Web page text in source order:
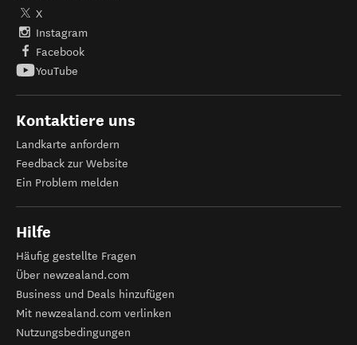
X
Instagram
Facebook
YouTube
Kontaktiere uns
Landkarte anfordern
Feedback zur Website
Ein Problem melden
Hilfe
Häufig gestellte Fragen
Über newzealand.com
Business und Deals hinzufügen
Mit newzealand.com verlinken
Nutzungsbedingungen